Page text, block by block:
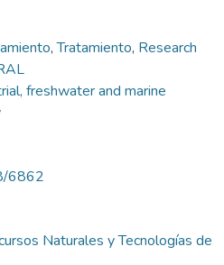
,Tratamiento, Research
freshwater and marine
6862
Naturales y Tecnologías de